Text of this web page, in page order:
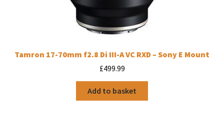
Tamron 17-70mm f2.8 Di III-A VC RXD – Sony E Mount
£499.99
Add to basket